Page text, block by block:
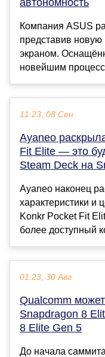
Компания ASUS
представив
экраном.
новейшим
11:23, 08 Сен
Ayaneo
Fit Elite — это
Steam Deck на
Ayaneo наконец
характеристики и
Konkr Pocket Fit
более доступный
01:23, 30 Авг
Qualcomm
Snapdragon 8
8 Elite Gen 5
До начала